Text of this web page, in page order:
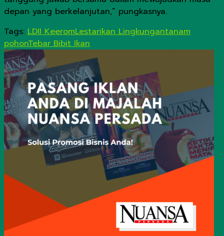
depan yang berkelanjutan,” pungkasnya.
Tags: LDII KeeromLestarikan Lingkungantanam
pohonTebar Bibit Ikan